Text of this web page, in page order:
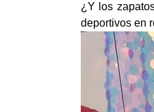
¿Y los
deportivos en